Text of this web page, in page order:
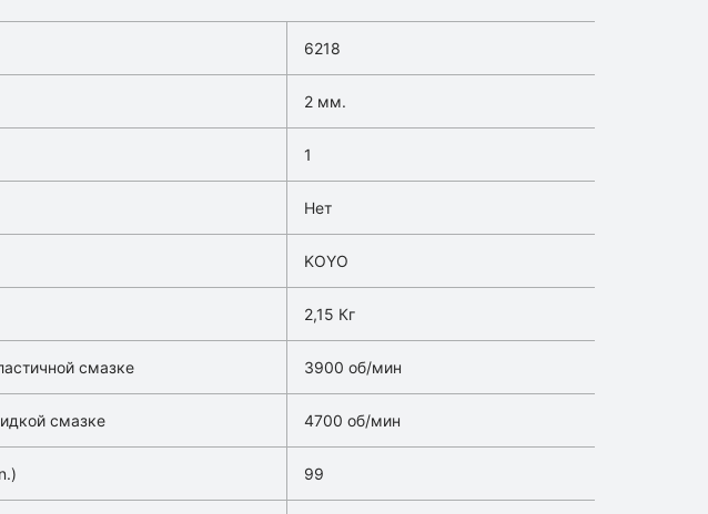
6218
2 мм.
1
Нет
KOYO
2,15 Кг
смазке 3900 об/мин
смазке 4700 об/мин
99